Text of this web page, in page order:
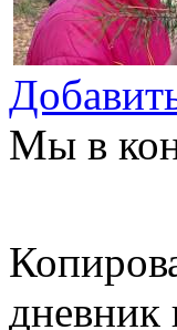
Мы в